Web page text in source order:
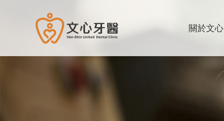
文心牙醫聯合診所關於文心